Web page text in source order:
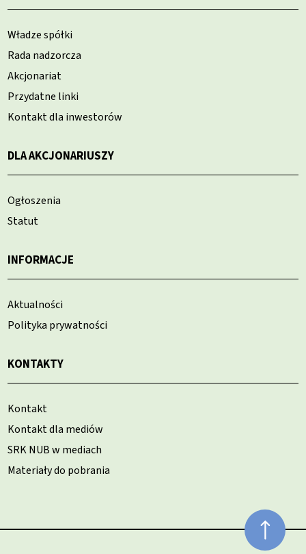
Władze spółki
Rada nadzorcza
Akcjonariat
Przydatne linki
Kontakt dla inwestorów
DLA AKCJONARIUSZY
Ogłoszenia
Statut
INFORMACJE
Aktualności
Polityka prywatności
KONTAKTY
Kontakt
Kontakt dla mediów
SRK NUB w mediach
Materiały do pobrania